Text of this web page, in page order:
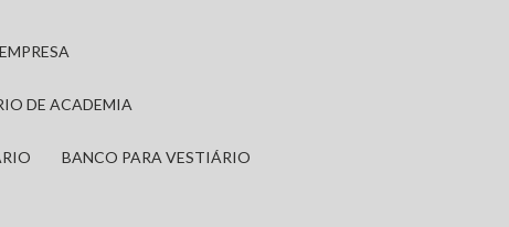
DE ACADEMIA
BANCO PARA VESTIÁRIO